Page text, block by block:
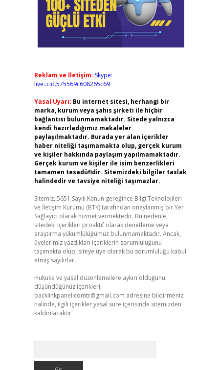
Reklam ve İletişim: Skype:
live:.cid.575569c608265c69
Yasal Uyarı: Bu internet sitesi, herhangi bir
marka, kurum veya şahıs şirketi ile hiçbir
bağlantısı bulunmamaktadır. Sitede yalnızca
kendi hazırladığımız makaleler
paylaşılmaktadır. Burada yer alan içerikler
haber niteliği taşımamakta olup, gerçek kurum
ve kişiler hakkında paylaşım yapılmamaktadır.
Gerçek kurum ve kişiler ile isim benzerlikleri
tamamen tesadüfidir. Sitemizdeki bilgiler taslak
halindedir ve tavsiye niteliği taşımazlar.
Sitemiz, 5651 Sayılı Kanun gereğince Bilgi Teknolojileri
ve İletişim Kurumu (BTK) tarafından onaylanmış bir Yer
Sağlayıcı olarak hizmet vermektedir. Bu nedenle,
sitedeki içerikleri proaktif olarak denetleme veya
araştırma yükümlülüğümüz bulunmamaktadır. Ancak,
üyelerimiz yazdıkları içeriklerin sorumluluğunu
taşımakta olup, siteye üye olarak bu sorumluluğu kabul
etmiş sayılırlar.
Hukuka ve yasal düzenlemelere aykırı olduğunu
düşündüğünüz içerikleri,
backlinkpanelicomtr@gmail.com adresine bildirmeniz
halinde, ilgili içerikler yasal süre içerisinde sitemizden
kaldırılacaktır.